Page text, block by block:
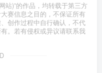
站)”的作品，均转载于第三方
赛信息之目的，不保证所有
创作过程中自行确认，不代
。若有侵权或异议请联系我